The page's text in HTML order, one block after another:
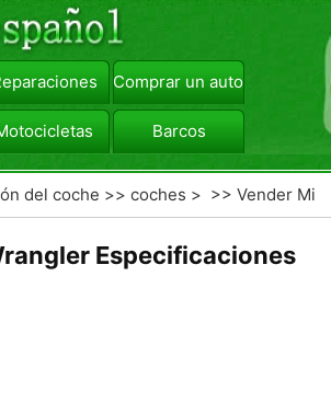
Comprar un automóvil
Barcos
Camiones
del coche >>coches > >>Vender Mi
Especificaciones